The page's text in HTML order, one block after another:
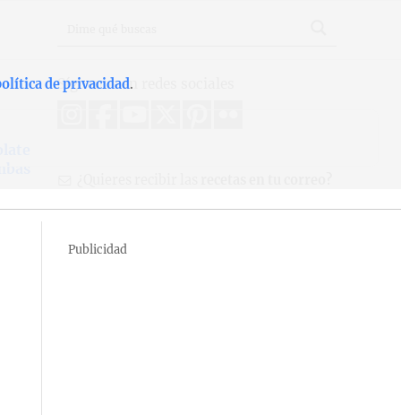
Síguenos en redes sociales
Publicidad
de privacidad.